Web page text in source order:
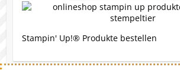
Stampin' Up!® Produkte bestellen